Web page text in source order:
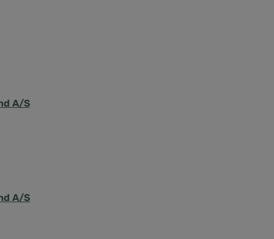
A/S
A/S